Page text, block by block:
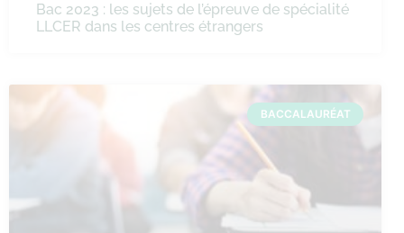
Bac 2023 : les sujets de l’épreuve de spécialité
LLCER dans les centres étrangers
BACCALAURÉAT